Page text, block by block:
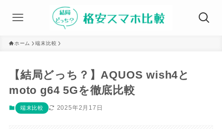
ホーム 端末比較
【結局どっち？】AQUOS wish4と
moto g64 5Gを徹底比較
端末比較 2025年2月17日